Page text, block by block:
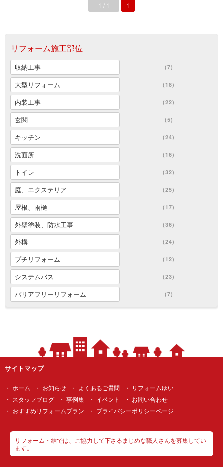
1 / 1 1
リフォーム施工部位
収納工事 (7)
大型リフォーム (18)
内装工事 (22)
玄関 (5)
キッチン (24)
洗面所 (16)
トイレ (32)
庭、エクステリア (25)
屋根、雨樋 (17)
外壁塗装、防水工事 (36)
外構 (24)
プチリフォーム (12)
システムバス (23)
バリアフリーリフォーム (7)
サイトマップ
ホーム お知らせ よくあるご質問
リフォームゆい
スタッフブログ
事例集 イベント
お問い合わせ
おすすめリフォームプラン
プライバシーポリシーページ
リフォーム・結では、ご協力して下さるまじめな職人さんを募集してい
ます。